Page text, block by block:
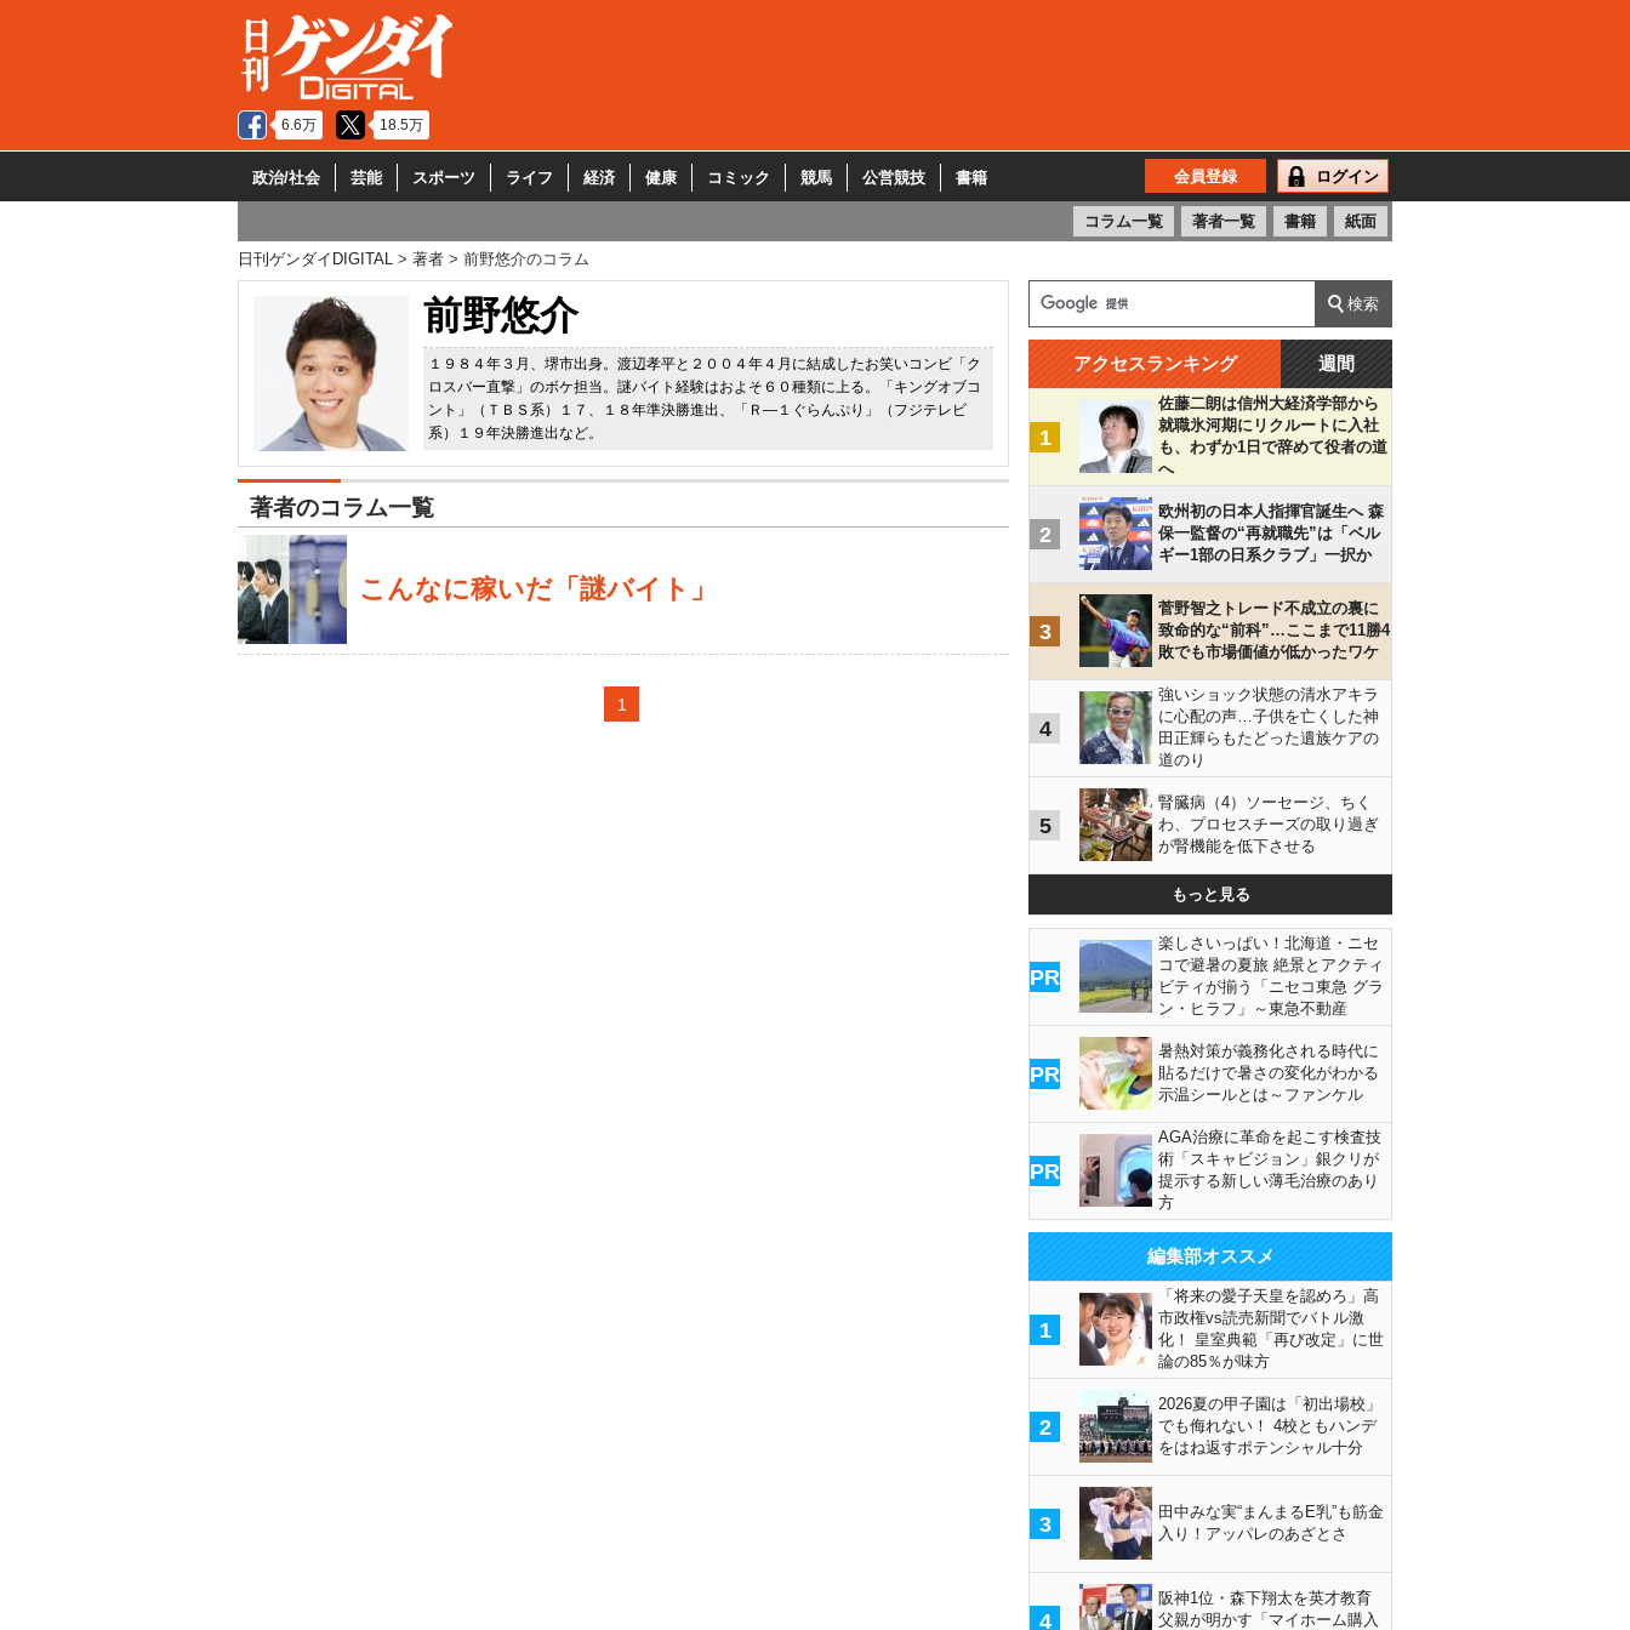
6.6万 18.5万
政治/社会 芸能 スポーツ ライフ 経済 健康 コミック 競馬 公営競技 書籍 会員登録 ログイン
コラム一覧 著者一覧 書籍 紙面
日刊ゲンダイDIGITAL 著者 前野悠介のコラム
前野悠介
１９８４年３月、堺市出身。渡辺孝平と２００４年４月に結成したお笑いコンビ「ク
ロスバー直撃」のボケ担当。謎バイト経験はおよそ６０種類に上る。「キングオブコ
ント」（ＴＢＳ系）１７、１８年準決勝進出、「Ｒ―１ぐらんぷり」（フジテレビ
系）１９年決勝進出など。
著者のコラム一覧
こんなに稼いだ「謎バイト」
1
アクセスランキング 週間
1
佐藤二朗は信州大経済学部から
就職氷河期にリクルートに入社
も、わずか1日で辞めて役者の道
へ
2
欧州初の日本人指揮官誕生へ 森
保一監督の“再就職先”は「ベル
ギー1部の日系クラブ」一択か
3
菅野智之トレード不成立の裏に
致命的な“前科”…ここまで11勝4
敗でも市場価値が低かったワケ
4
強いショック状態の清水アキラ
に心配の声…子供を亡くした神
田正輝らもたどった遺族ケアの
道のり
5
腎臓病（4）ソーセージ、ちく
わ、プロセスチーズの取り過ぎ
が腎機能を低下させる
もっと見る
PR
楽しさいっぱい！北海道・ニセ
コで避暑の夏旅 絶景とアクティ
ビティが揃う「ニセコ東急 グラ
ン・ヒラフ」～東急不動産
PR
暑熱対策が義務化される時代に
貼るだけで暑さの変化がわかる
示温シールとは～ファンケル
PR
AGA治療に革命を起こす検査技
術「スキャビジョン」銀クリが
提示する新しい薄毛治療のあり
方
編集部オススメ
1
「将来の愛子天皇を認めろ」高
市政権vs読売新聞でバトル激
化！ 皇室典範「再び改定」に世
論の85％が味方
2
2026夏の甲子園は「初出場校」
でも侮れない！ 4校ともハンデ
をはね返すポテンシャル十分
3
田中みな実“まんまるE乳”も筋金
入り！アッパレのあざとさ
4
阪神1位・森下翔太を英才教育
父親が明かす「マイホーム購入